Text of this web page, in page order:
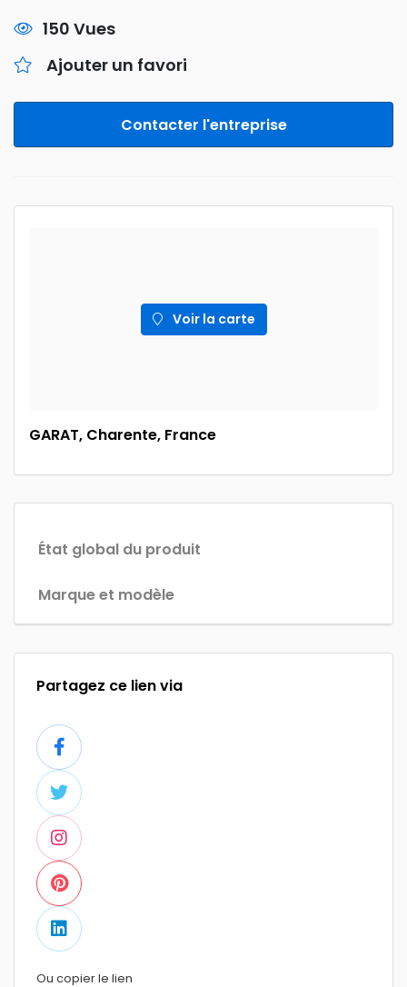
150 Vues
Ajouter un favori
Contacter l'entreprise
Voir la carte
GARAT, Charente, France
État global du produit
Marque et modèle
Partagez ce lien via
Ou copier le lien